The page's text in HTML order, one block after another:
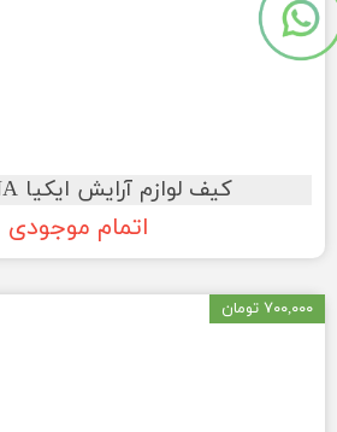
کیف لوازم آرایش ایکیا FORFINA
اتمام موجودی
۷۰۰,۰۰۰ تومان